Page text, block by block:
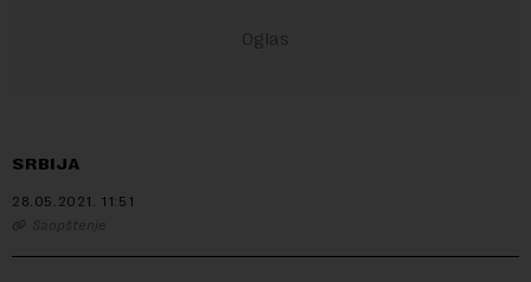
SRBIJA
28.05.2021. 11:51
Saopštenje